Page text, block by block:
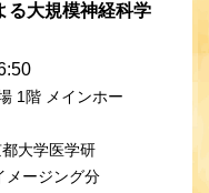
大規模神経科学
1階 メインホー
都大学医学研
メージング分